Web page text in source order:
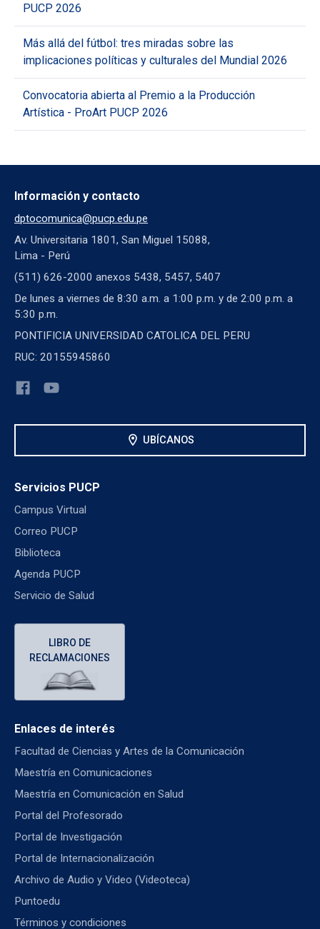
PUCP 2026
Más allá del fútbol: tres miradas sobre las
implicaciones políticas y culturales del Mundial 2026
Convocatoria abierta al Premio a la Producción
Artística - ProArt PUCP 2026
Información y contacto
dptocomunica@pucp.edu.pe
Av. Universitaria 1801, San Miguel 15088,
Lima - Perú
(511) 626-2000 anexos 5438, 5457, 5407
De lunes a viernes de 8:30 a.m. a 1:00 p.m. y de 2:00 p.m. a
5:30 p.m.
PONTIFICIA UNIVERSIDAD CATOLICA DEL PERU
RUC: 20155945860
location_on UBÍCANOS
Servicios PUCP
Campus Virtual
Correo PUCP
Biblioteca
Agenda PUCP
Servicio de Salud
LIBRO DE
RECLAMACIONES
Enlaces de interés
Facultad de Ciencias y Artes de la Comunicación
Maestría en Comunicaciones
Maestría en Comunicación en Salud
Portal del Profesorado
Portal de Investigación
Portal de Internacionalización
Archivo de Audio y Video (Videoteca)
Puntoedu
Términos y condiciones